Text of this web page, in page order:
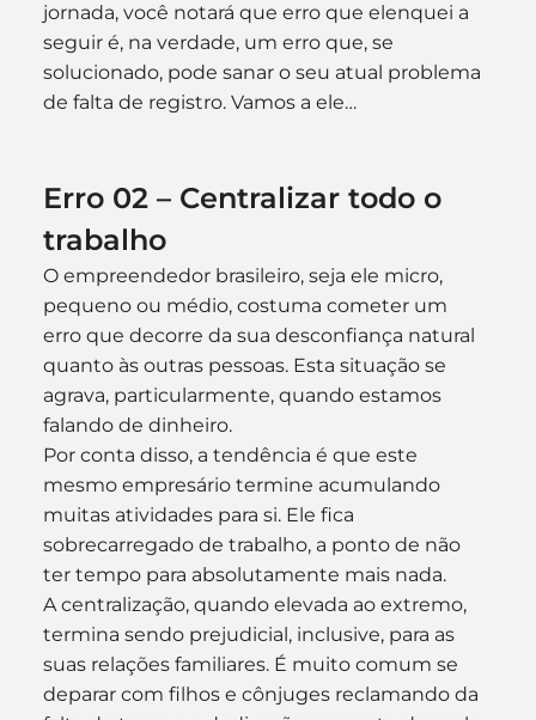
jornada, você notará que erro que elenquei a
seguir é, na verdade, um erro que, se
solucionado, pode sanar o seu atual problema
de falta de registro. Vamos a ele…
Erro 02 – Centralizar todo o
trabalho
O empreendedor brasileiro, seja ele micro,
pequeno ou médio, costuma cometer um
erro que decorre da sua desconfiança natural
quanto às outras pessoas. Esta situação se
agrava, particularmente, quando estamos
falando de dinheiro.
Por conta disso, a tendência é que este
mesmo empresário termine acumulando
muitas atividades para si. Ele fica
sobrecarregado de trabalho, a ponto de não
ter tempo para absolutamente mais nada.
A centralização, quando elevada ao extremo,
termina sendo prejudicial, inclusive, para as
suas relações familiares. É muito comum se
deparar com filhos e cônjuges reclamando da